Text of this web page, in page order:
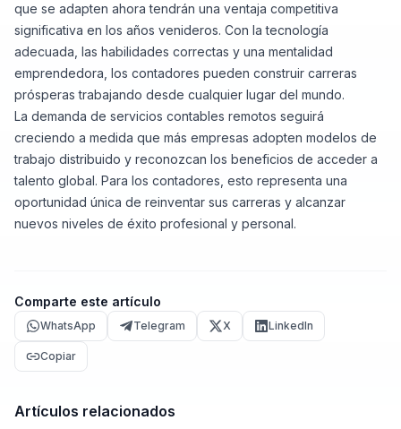
que se adapten ahora tendrán una ventaja competitiva
significativa en los años venideros. Con la tecnología
adecuada, las habilidades correctas y una mentalidad
emprendedora, los contadores pueden construir carreras
prósperas trabajando desde cualquier lugar del mundo.
La demanda de servicios contables remotos seguirá
creciendo a medida que más empresas adopten modelos de
trabajo distribuido y reconozcan los beneficios de acceder a
talento global. Para los contadores, esto representa una
oportunidad única de reinventar sus carreras y alcanzar
nuevos niveles de éxito profesional y personal.
Comparte este artículo
WhatsApp Telegram X LinkedIn
Copiar
Artículos relacionados